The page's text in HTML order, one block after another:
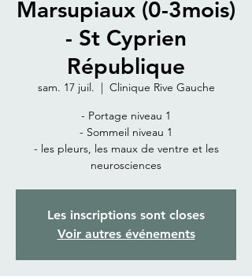
Marsupiaux (0-3mois)
- St Cyprien
République
sam. 17 juil.
  |
Clinique Rive Gauche
- Portage niveau 1
- Sommeil niveau 1
- les pleurs, les maux de ventre et les
neurosciences
Les inscriptions sont closes
Voir autres événements